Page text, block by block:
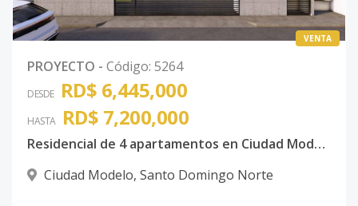
VENTA
PROYECTO - Código: 5264
DESDE RD$ 6,445,000
HASTA RD$ 7,200,000
Residencial de 4 apartamentos en Ciudad Modelo II.
Ciudad Modelo, Santo Domingo Norte